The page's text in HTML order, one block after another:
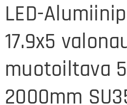
LED-
17.9x5
muotoiltava
2000mm